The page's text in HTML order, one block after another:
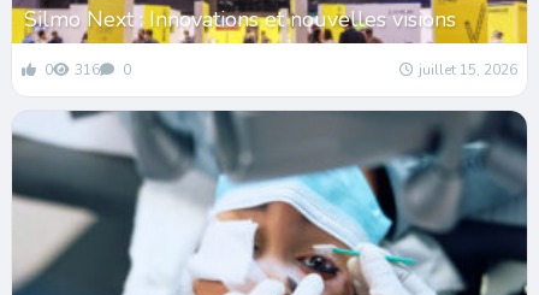
Silmo Next : Innovations et nouvelles visions
0 316 0 juillet 15, 2026